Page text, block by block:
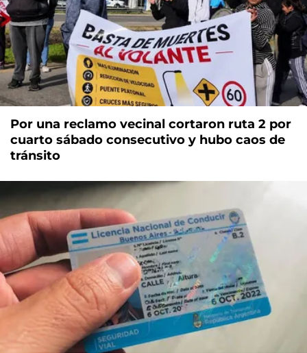
Por una reclamo vecinal cortaron ruta 2 por
cuarto sábado consecutivo y hubo caos de
tránsito